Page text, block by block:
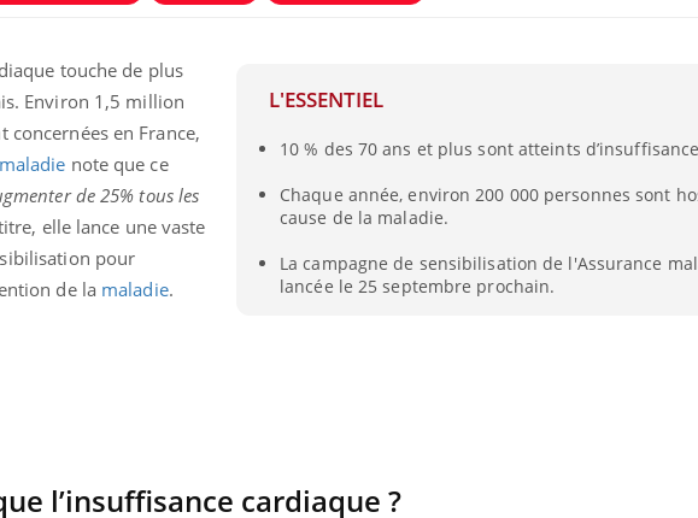
L'ESSENTIEL
10 % des 70 ans et plus sont atteints
Chaque année, environ 200 000 personnes sont
cause de la maladie.
La campagne de sensibilisation de l'Assurance
lancée le 25 septembre prochain.
touche de plus
Environ 1,5 million
concernées en France,
note que ce
de 25% tous les
elle lance une vaste
pour
de la maladie.
l’insuffisance cardiaque ?
dengue,
se passe-
de la
aussi les os
: ce qui
la prise en
de dormir la nuit ?
tous les jours se profile-t-
elle enfin ?
Pourquoi votre ventre
freiner